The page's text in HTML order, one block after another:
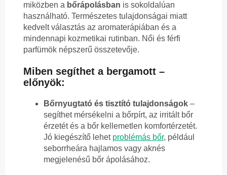
miközben a bőrápolásban is sokoldalúan
használható. Természetes tulajdonságai miatt
kedvelt választás az aromaterápiában és a
mindennapi kozmetikai rutinban. Női és férfi
parfümök népszerű összetevője.
Miben segíthet a bergamott –
előnyök:
Bőrnyugtató és tisztító tulajdonságok –
segíthet mérsékelni a bőrpírt, az irritált bőr
érzetét és a bőr kellemetlen komfortérzetét.
Jó kiegészítő lehet problémás bőr, például
seborrheára hajlamos vagy aknés
megjelenésű bőr ápolásához.